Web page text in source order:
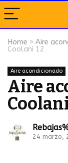
Home » Aire
Coolani 12
Aire acondicionado
Aire
24 marzo,